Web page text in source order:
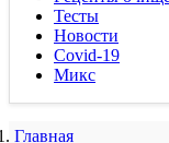
Тесты
Новости
Covid-19
Микс
Главная